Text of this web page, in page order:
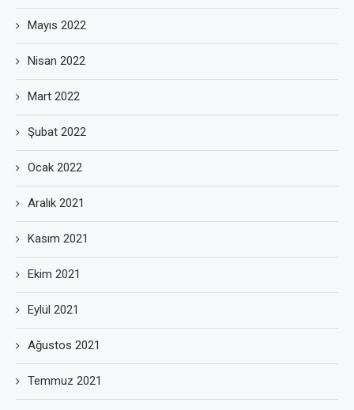
Mayıs 2022
Nisan 2022
Mart 2022
Şubat 2022
Ocak 2022
Aralık 2021
Kasım 2021
Ekim 2021
Eylül 2021
Ağustos 2021
Temmuz 2021